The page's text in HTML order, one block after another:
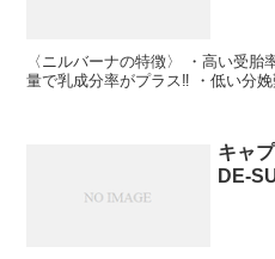
〈ニルバーナの特徴〉 ・高い受
量で乳成分率がプラス‼ ・低い分
キャ
DE-